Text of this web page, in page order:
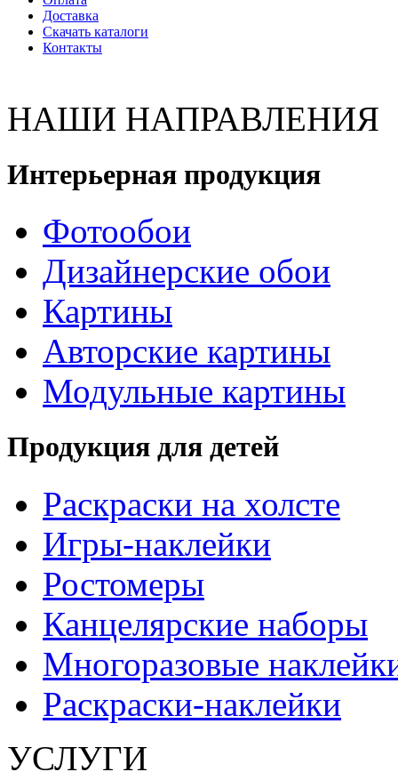
Доставка
Скачать каталоги
Контакты
НАШИ НАПРАВЛЕНИЯ
Интерьерная продукция
Фотообои
Дизайнерские обои
Картины
Авторские картины
Модульные картины
Продукция для детей
Раскраски на холсте
Игры-наклейки
Ростомеры
Канцелярские наборы
Многоразовые
Раскраски-наклейки
УСЛУГИ